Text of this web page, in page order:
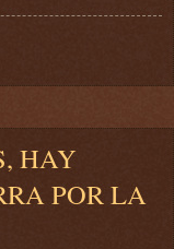
HAY
POR LA